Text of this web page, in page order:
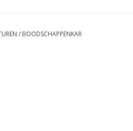
/ BOODSCHAPPENKAR